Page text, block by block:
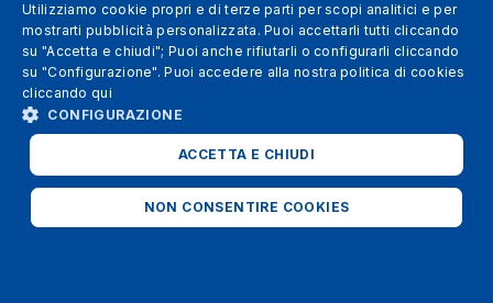
SPANISH
ITALIAN
FRENCH
Utilizziamo cookie propri e di terze parti per scopi analitici e per
mostrarti pubblicità personalizzata. Puoi accettarli tutti cliccando
su "Accetta e chiudi"; Puoi anche rifiutarli o configurarli cliccando
su "Configurazione". Puoi accedere alla nostra politica di cookies
cliccando qui
CONFIGURAZIONE
ACCETTA E CHIUDI
NON CONSENTIRE COOKIES